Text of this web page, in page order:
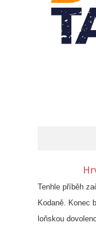
Tenhle příběh
Kodaně. Konec
loňskou